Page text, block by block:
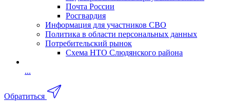
Почта России
Росгвардия
Информация для участников СВО
Политика в области персональных данных
Потребительский рынок
Схема НТО Слюдянского района
...
Обратиться